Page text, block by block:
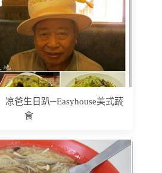
凉爸生日趴─Easyhouse美式蔬
食